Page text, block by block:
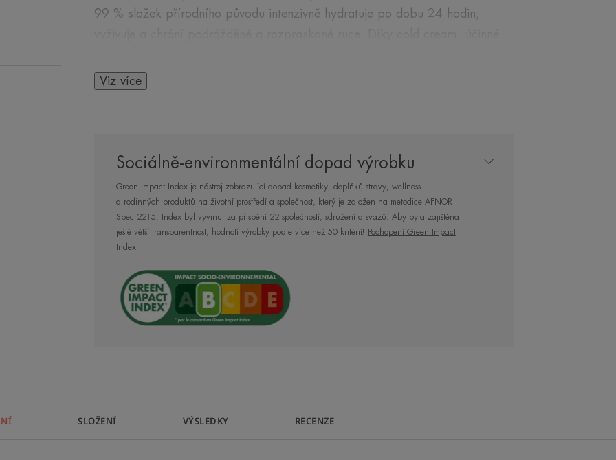
99 % složek přírodního původu intenzivně hydratuje po dobu 24 hodin,
lékař starověku – a jejíž tradiční složení bylo modernizováno
která kompenzuje nedostatek kožního mazu v hydrolipidovém filmu a
pnutí a nepříjemným pocitům dehydratované pokožky se doporučují
přípravky s cold cream. Skutečně uklidňující a voděodolná péče, kterou lze
používat denně od 2 let, chrání, vyživuje, zklidňuje a obnovuje. Její obal je
Viz více
Sociálně-environmentální dopad výrobku
Green Impact Index je nástroj zobrazující dopad kosmetiky, doplňků stravy, wellness
a rodinných produktů na životní prostředí a společnost, který je založen na metodice AFNOR
Spec 2215. Index byl vyvinut za přispění 22 společností, sdružení a svazů. Aby byla zajištěna
ještě větší transparentnost, hodnotí výrobky podle více než 50 kritérií!
Pochopení Green Impact
Index
SLOŽENÍ VÝSLEDKY RECENZE